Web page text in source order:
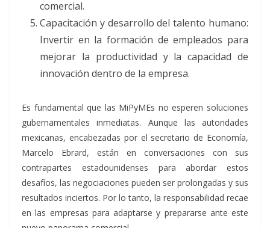
comercial.
Capacitación y desarrollo del talento humano:
Invertir en la formación de empleados para
mejorar la productividad y la capacidad de
innovación dentro de la empresa.
Es fundamental que las MiPyMEs no esperen soluciones
gubernamentales inmediatas. Aunque las autoridades
mexicanas, encabezadas por el secretario de Economía,
Marcelo Ebrard, están en conversaciones con sus
contrapartes estadounidenses para abordar estos
desafíos, las negociaciones pueden ser prolongadas y sus
resultados inciertos. Por lo tanto, la responsabilidad recae
en las empresas para adaptarse y prepararse ante este